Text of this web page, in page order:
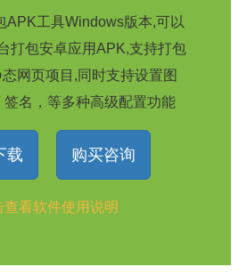
APK工具Windows版本,可以
打包安卓应用APK,支持打包
网页项目,同时支持设置图
签名，等多种高级配置功能
载 购买咨询
查看软件使用说明